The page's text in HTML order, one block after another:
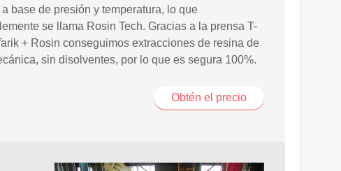
a base de presión y temperatura, lo que
se llama Rosin Tech. Gracias a la prensa T-
+ Rosin conseguimos extracciones de resina de
sin disolventes, por lo que es segura 100%.
Obtén el precio